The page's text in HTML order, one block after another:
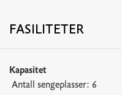
FASILITETER
Kapasitet
Antall sengeplasser: 6